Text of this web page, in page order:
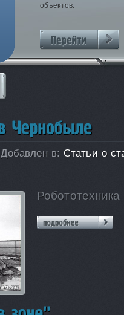
объектов.
Добавлен в:Статьи о